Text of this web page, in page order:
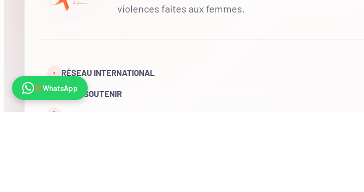
violences faites aux femmes.
• RÉSEAU INTERNATIONAL
NOUS SOUTENIR
WhatsApp